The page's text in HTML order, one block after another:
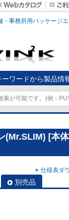
・事務所用パッケージ
ーワードから製品情
(Mr.SLIM) [本
仕様表ダ
別売品